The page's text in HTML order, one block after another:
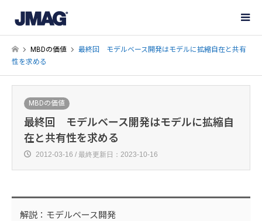
MBDの価値
最終回 モデルベース開発はモデルに拡縮自在と共有
性を求める
MBDの価値
最終回 モデルベース開発はモデルに拡縮自
在と共有性を求める
2012-03-16 / 最終更新日：2023-10-16
解説：モデルベース開発